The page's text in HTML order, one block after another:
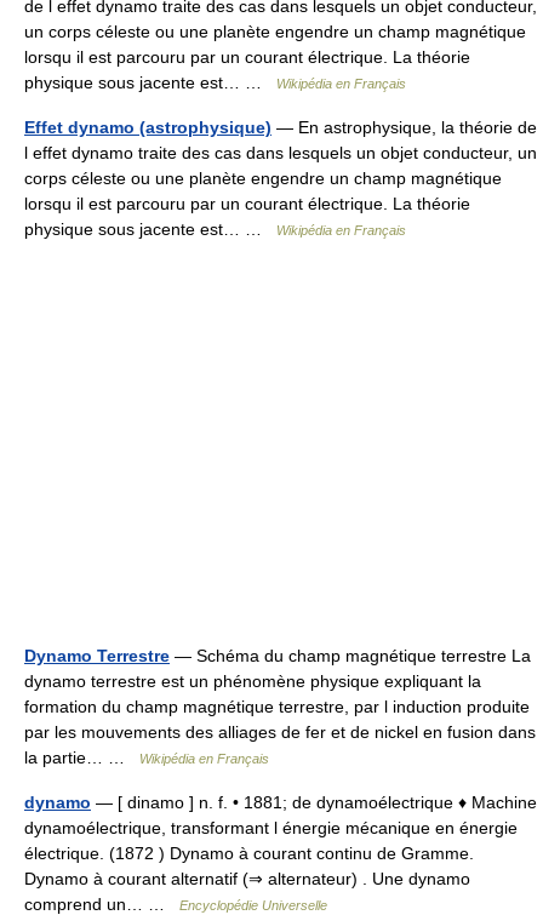
de l effet dynamo traite des cas dans lesquels un objet conducteur,
un corps céleste ou une planète engendre un champ magnétique
lorsqu il est parcouru par un courant électrique. La théorie
physique sous jacente est… …
Wikipédia en Français
Effet dynamo (astrophysique) — En astrophysique, la théorie de
l effet dynamo traite des cas dans lesquels un objet conducteur, un
corps céleste ou une planète engendre un champ magnétique
lorsqu il est parcouru par un courant électrique. La théorie
physique sous jacente est… …
Wikipédia en Français
Dynamo Terrestre — Schéma du champ magnétique terrestre La
dynamo terrestre est un phénomène physique expliquant la
formation du champ magnétique terrestre, par l induction produite
par les mouvements des alliages de fer et de nickel en fusion dans
la partie… …
Wikipédia en Français
dynamo — [ dinamo ] n. f. • 1881; de dynamoélectrique ♦ Machine
dynamoélectrique, transformant l énergie mécanique en énergie
électrique. (1872 ) Dynamo à courant continu de Gramme.
Dynamo à courant alternatif (⇒ alternateur) . Une dynamo
comprend un… …
Encyclopédie Universelle